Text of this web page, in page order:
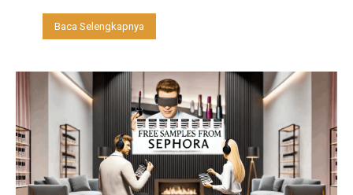
Baca Selengkapnya